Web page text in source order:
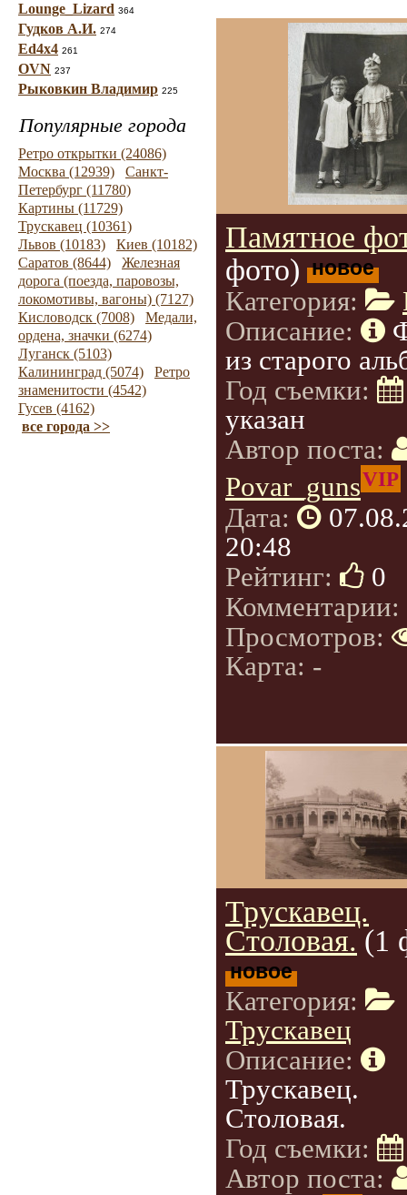
Lounge_Lizard 364
Гудков А.И. 274
Ed4x4 261
OVN 237
Рыковкин Владимир 225
Популярные города
Ретро открытки (24086)
Москва (12939)
Санкт-
Петербург (11780)
Картины (11729)
Трускавец (10361)
Львов (10183)
Киев (10182)
Саратов (8644)
Железная
дорога (поезда, паровозы,
локомотивы, вагоны) (7127)
Кисловодск (7008)
Медали,
ордена, значки (6274)
Луганск (5103)
Калининград (5074)
Ретро
знаменитости (4542)
Гусев (4162)
все города >>
Памятное
фото) новое
Категория:
Описание:
из старого
Год съемки:
указан
Автор поста:
Povar_gunsVIP
Дата:
20:48
Рейтинг:
0
Комментарии:
Просмотров:
Карта: -
Трускавец.
Столовая. (1
новое
Категория:
Трускавец
Описание:
Трускавец.
Столовая.
Год съемки:
Автор поста: